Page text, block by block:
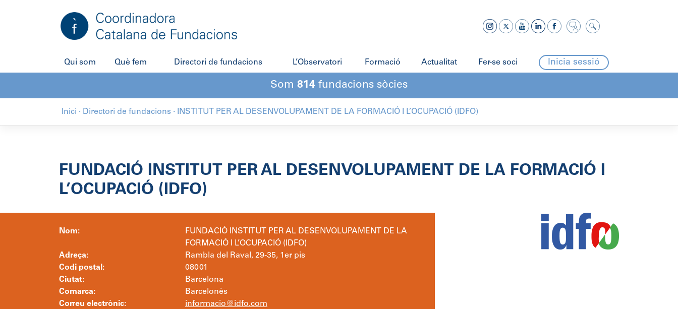
Qui som Què fem Directori de fundacions L’Observatori Formació Actualitat Fer-se soci Inicia sessió
Som 814 fundacions sòcies
Inici · Directori de fundacions · INSTITUT PER AL DESENVOLUPAMENT DE LA FORMACIÓ I L’OCUPACIÓ (IDFO)
FUNDACIÓ INSTITUT PER AL DESENVOLUPAMENT DE LA FORMACIÓ I
L’OCUPACIÓ (IDFO)
Nom:
FUNDACIÓ INSTITUT PER AL DESENVOLUPAMENT DE LA
FORMACIÓ I L’OCUPACIÓ (IDFO)
Adreça:
Rambla del Raval, 29-35, 1er pis
Codi postal:
08001
Ciutat:
Barcelona
Comarca:
Barcelonès
Correu electrònic:
informacio@idfo.com